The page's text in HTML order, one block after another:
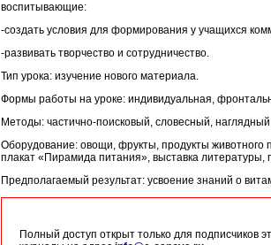
воспитывающие:
-создать условия для формирования у учащихся
-развивать творчество и сотрудничество.
Тип урока: изучение нового материала.
Формы работы на уроке: индивидуальная,
Методы: частично-поисковый, словесный,
Оборудование: овощи, фрукты, продукты
плакат «Пирамида питания», выставка литературы,
Предполагаемый результат: усвоение знаний о
Полный доступ открыт только для подписчиков